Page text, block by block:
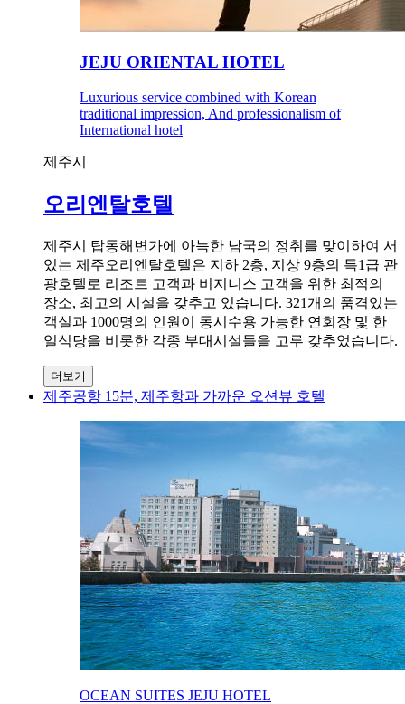
JEJU ORIENTAL HOTEL
Luxurious service combined with Korean
traditional impression, And professionalism of
International hotel
제주시
오리엔탈호텔
제주시 탑동해변가에 아늑한 남국의 정취를 맞이하여 서
있는 제주오리엔탈호텔은 지하 2층, 지상 9층의 특1급 관
광호텔로 리조트 고객과 비지니스 고객을 위한 최적의
장소, 최고의 시설을 갖추고 있습니다. 321개의 품격있는
객실과 1000명의 인원이 동시수용 가능한 연회장 및 한
일식당을 비롯한 각종 부대시설들을 고루 갖추었습니다.
더보기
제주공항 15분, 제주항과 가까운 오션뷰 호텔
OCEAN SUITES JEJU HOTEL